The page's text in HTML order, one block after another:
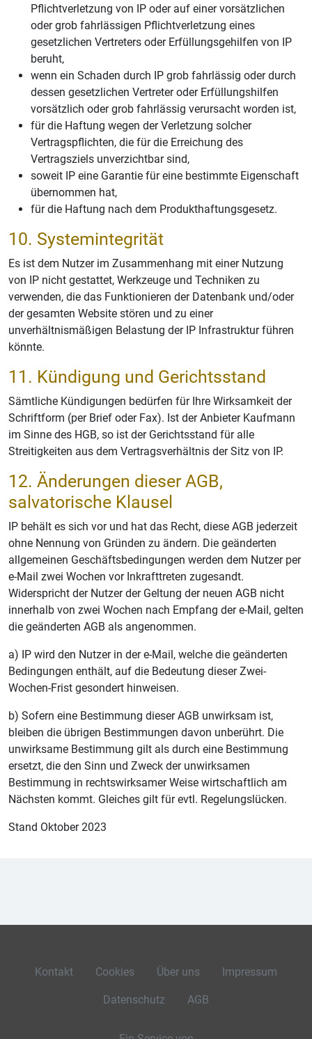
Pflichtverletzung von IP oder auf einer vorsätzlichen
oder grob fahrlässigen Pflichtverletzung eines
gesetzlichen Vertreters oder Erfüllungsgehilfen von IP
beruht,
wenn ein Schaden durch IP grob fahrlässig oder durch
dessen gesetzlichen Vertreter oder Erfüllungshilfen
vorsätzlich oder grob fahrlässig verursacht worden ist,
für die Haftung wegen der Verletzung solcher
Vertragspflichten, die für die Erreichung des
Vertragsziels unverzichtbar sind,
soweit IP eine Garantie für eine bestimmte Eigenschaft
übernommen hat,
für die Haftung nach dem Produkthaftungsgesetz.
10. Systemintegrität
Es ist dem Nutzer im Zusammenhang mit einer Nutzung
von IP nicht gestattet, Werkzeuge und Techniken zu
verwenden, die das Funktionieren der Datenbank und/oder
der gesamten Website stören und zu einer
unverhältnismäßigen Belastung der IP Infrastruktur führen
könnte.
11. Kündigung und Gerichtsstand
Sämtliche Kündigungen bedürfen für Ihre Wirksamkeit der
Schriftform (per Brief oder Fax). Ist der Anbieter Kaufmann
im Sinne des HGB, so ist der Gerichtsstand für alle
Streitigkeiten aus dem Vertragsverhältnis der Sitz von IP.
12. Änderungen dieser AGB,
salvatorische Klausel
IP behält es sich vor und hat das Recht, diese AGB jederzeit
ohne Nennung von Gründen zu ändern. Die geänderten
allgemeinen Geschäftsbedingungen werden dem Nutzer per
e-Mail zwei Wochen vor Inkrafttreten zugesandt.
Widerspricht der Nutzer der Geltung der neuen AGB nicht
innerhalb von zwei Wochen nach Empfang der e-Mail, gelten
die geänderten AGB als angenommen.
a) IP wird den Nutzer in der e-Mail, welche die geänderten
Bedingungen enthält, auf die Bedeutung dieser Zwei-
Wochen-Frist gesondert hinweisen.
b) Sofern eine Bestimmung dieser AGB unwirksam ist,
bleiben die übrigen Bestimmungen davon unberührt. Die
unwirksame Bestimmung gilt als durch eine Bestimmung
ersetzt, die den Sinn und Zweck der unwirksamen
Bestimmung in rechtswirksamer Weise wirtschaftlich am
Nächsten kommt. Gleiches gilt für evtl. Regelungslücken.
Stand Oktober 2023
Kontakt Cookies Über uns Impressum
Datenschutz AGB